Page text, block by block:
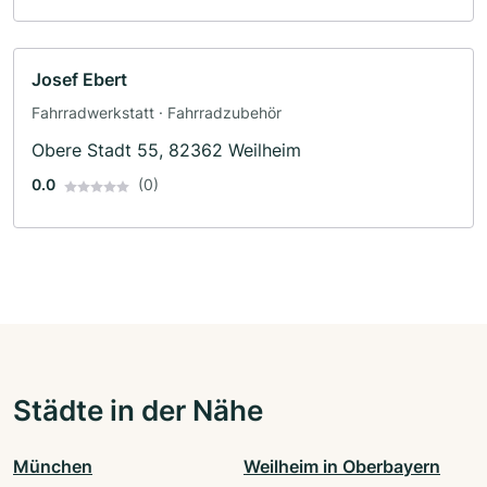
Josef Ebert
Fahrradwerkstatt · Fahrradzubehör
Obere Stadt 55, 82362 Weilheim
0.0 (0)
Städte in der Nähe
München Weilheim in Oberbayern